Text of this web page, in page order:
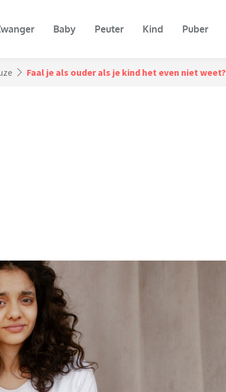
Baby Peuter Kind Puber
Faal je als ouder als je kind het even niet weet?